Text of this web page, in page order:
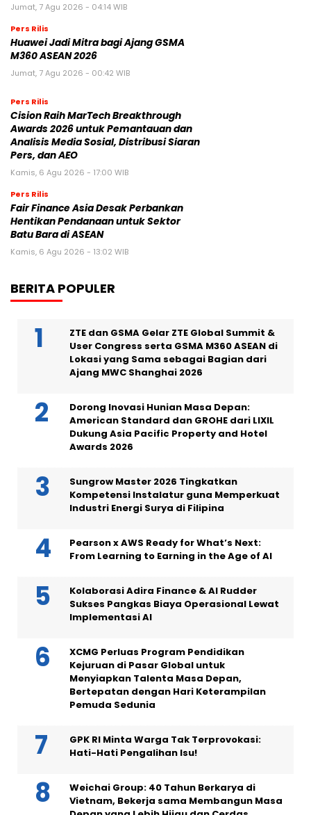
Jumat, 7 Agu 2026 - 04:14 WIB
Pers Rilis
Huawei Jadi Mitra bagi Ajang GSMA
M360 ASEAN 2026
Jumat, 7 Agu 2026 - 00:42 WIB
Pers Rilis
Cision Raih MarTech Breakthrough
Awards 2026 untuk Pemantauan dan
Analisis Media Sosial, Distribusi Siaran
Pers, dan AEO
Kamis, 6 Agu 2026 - 17:00 WIB
Pers Rilis
Fair Finance Asia Desak Perbankan
Hentikan Pendanaan untuk Sektor
Batu Bara di ASEAN
Kamis, 6 Agu 2026 - 13:02 WIB
BERITA POPULER
ZTE dan GSMA Gelar ZTE Global Summit &
User Congress serta GSMA M360 ASEAN di
Lokasi yang Sama sebagai Bagian dari
Ajang MWC Shanghai 2026
Dorong Inovasi Hunian Masa Depan:
American Standard dan GROHE dari LIXIL
Dukung Asia Pacific Property and Hotel
Awards 2026
Sungrow Master 2026 Tingkatkan
Kompetensi Instalatur guna Memperkuat
Industri Energi Surya di Filipina
Pearson x AWS Ready for What’s Next:
From Learning to Earning in the Age of AI
Kolaborasi Adira Finance & AI Rudder
Sukses Pangkas Biaya Operasional Lewat
Implementasi AI
XCMG Perluas Program Pendidikan
Kejuruan di Pasar Global untuk
Menyiapkan Talenta Masa Depan,
Bertepatan dengan Hari Keterampilan
Pemuda Sedunia
GPK RI Minta Warga Tak Terprovokasi:
Hati-Hati Pengalihan Isu!
Weichai Group: 40 Tahun Berkarya di
Vietnam, Bekerja sama Membangun Masa